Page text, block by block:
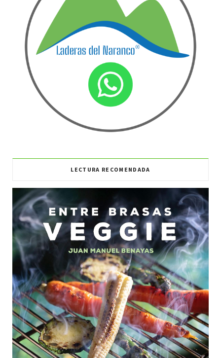
LECTURA RECOMENDADA